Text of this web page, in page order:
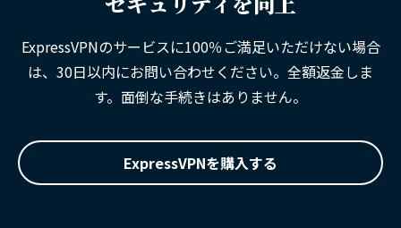
ExpressVPNのサービスに100％ご満足いただけない場合
は、30日以内にお問い合わせください。全額返金しま
す。面倒な手続きはありません。
ExpressVPNを購入する